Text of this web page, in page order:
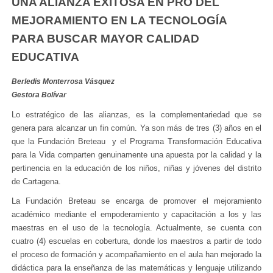
MEJORAMIENTO EN LA TECNOLOGÍA
PARA BUSCAR MAYOR CALIDAD
EDUCATIVA
Berledis Monterrosa Vásquez
Gestora Bolívar
Lo estratégico de las alianzas, es la complementariedad que se
genera para alcanzar un fin común. Ya son más de tres (3) años en el
que la Fundación Breteau y el Programa Transformación Educativa
para la Vida comparten genuinamente una apuesta por la calidad y la
pertinencia en la educación de los niños, niñas y jóvenes del distrito
de Cartagena.
La Fundación Breteau se encarga de promover el mejoramiento
académico mediante el empoderamiento y capacitación a los y las
maestras en el uso de la tecnología. Actualmente, se cuenta con
cuatro (4) escuelas en cobertura, donde los maestros a partir de todo
el proceso de formación y acompañamiento en el aula han mejorado la
didáctica para la enseñanza de las matemáticas y lenguaje utilizando